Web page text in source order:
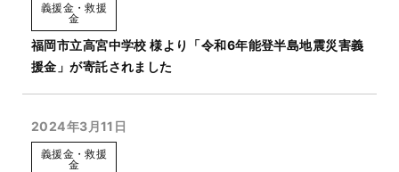
義援金・救援
金
福岡市立高宮中学校 様より「令和6年能登半島地震災害義
援金」が寄託されました
2024年3月11日
義援金・救援
金